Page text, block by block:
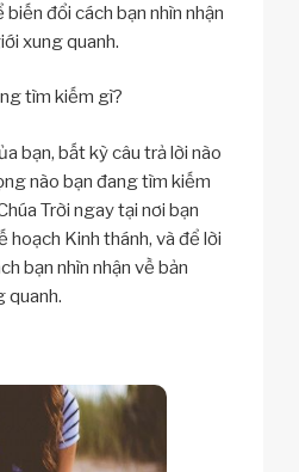
đổi cách bạn nhìn nhận
xung quanh.
tìm kiếm gì?
bạn, bất kỳ câu trả lời nào
nào bạn đang tìm kiếm
Trời ngay tại nơi bạn
hoạch Kinh thánh, và để lời
bạn nhìn nhận về bản
quanh.